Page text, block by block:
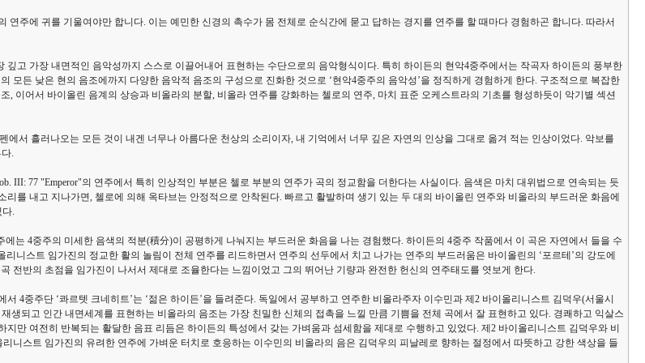
주에 귀를 기울여야만 합니다. 이는 예민한 신경의 촉수가 몸 전체로 순식간에 묻고 답하는 경지를 연주를 할 때마다 경험하곤 합니다. 따라서
고 가장 내면적인 음악성까지 스스로 이끌어내어 표현하는 수단으로의 음악형식이다. 특히 하이든의 현악4중주에서는 작곡자 하이든의 풍부한
모든 낮은 현의 음조에까지 다양한 음악적 음조의 구성으로 진화한 것으로 ‘현악4중주의 음악성’을 정직하게 경험하게 한다. 구조적으로 복잡한
이어서 바이올린 음계의 상승과 비올라의 분할, 비올라 연주를 강화하는 첼로의 연주, 마치 표준 오케스트라의 기초를 형성하듯이 악기별 섹션
서 흘러나오는 모든 것이 내겐 너무나 아름다운 천상의 소리이자, 내 기억에서 너무 깊은 자연의 인상을 그대로 옮겨 적는 인상이었다. 악보를
.
III: 77 "Emperor"의 연주에서 특히 인상적인 부분은 첼로 부분의 연주가 곡의 정교함을 더한다는 사실이다. 음색은 마치 대위법으로 연속되는 듯
를 내고 지나가면, 첼로에 의해 옥타브는 안정적으로 안착된다. 빠르고 활발하며 생기 있는 두 대의 바이올린 연주와 비올라의 부드러운 화음에
.
에는 4중주의 미세한 음색의 적분(積分)이 공평하게 나눠지는 부드러운 화음을 나는 경험했다. 하이든의 4중주 작품에서 이 곡은 자연에서 들을 수
니스트 임가진의 정교한 활의 놀림이 전체 연주를 리드하면서 연주의 선두에서 치고 나가는 연주의 부드러움은 바이올린의 ‘포르테’의 강도에
전반의 초점을 임가진이 나서서 제대로 조율한다는 느낌이었고 그의 뛰어난 기량과 완전한 헌신의 연주태도를 엿보게 한다.
서 4중주단 ‘콰르텟 크네히트’는 ‘젊은 하이든’을 들려준다. 독일에서 공부하고 연주한 비올라주자 이수민과 제2 바이올리니스트 김덕우(서울시
되고 인간 내면세계를 표현하는 비올라의 음조는 가장 친밀한 신체의 접촉을 느낄 만큼 기쁨을 전체 곡에서 잘 표현하고 있다. 경쾌하고 익살스
만 여전히 반복되는 활달한 음표 리듬은 하이든의 특성에서 갖는 가벼움과 섬세함을 제대로 수행하고 있었다. 제2 바이올리니스트 김덕우와 비
니스트 임가진의 유려한 연주에 가벼운 터치로 호응하는 이수민의 비올라의 음은 김덕우의 피날레로 향하는 절정에서 따뜻하고 강한 색상을 들